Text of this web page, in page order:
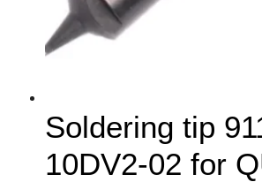
Soldering tip
10DV2-02 for